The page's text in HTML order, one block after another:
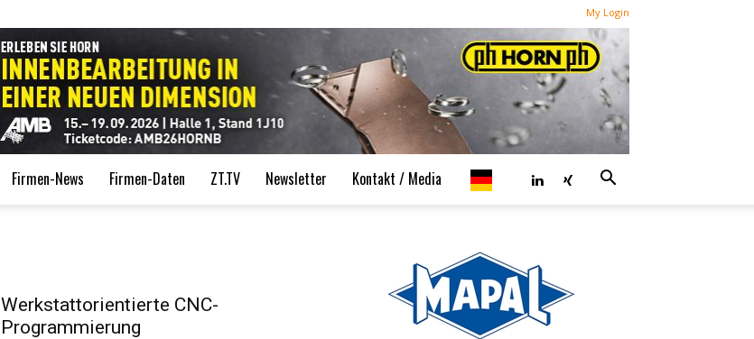
My Login
Firmen-News Firmen-Daten ZT.TV Newsletter Kontakt / Media
Werkstattorientierte CNC-
Programmierung